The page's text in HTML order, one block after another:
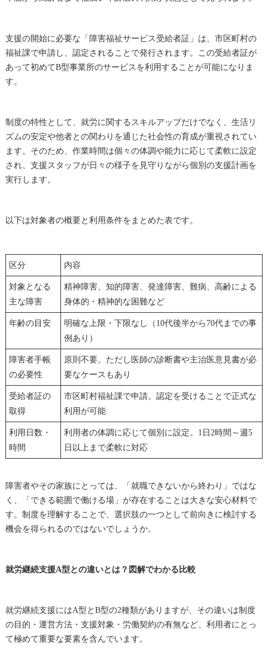
支援の開始に必要な「障害福祉サービス受給者証」は、市区町村の
福祉課で申請し、認定されることで発行されます。この受給者証が
あって初めてB型事業所のサービスを利用することが可能になりま
す。
制度の特性として、就労に関するスキルアップだけでなく、生活リ
ズムの安定や他者との関わりを通じた社会性の育成が重視されてい
ます。そのため、作業時間は個々の体調や能力に応じて柔軟に設定
され、支援スタッフが日々の様子を見守りながら個別の支援計画を
実行します。
以下は対象者の概要と利用条件をまとめた表です。
区分 内容
対象となる
主な障害
精神障害、知的障害、発達障害、難病、高齢による
身体的・精神的な困難など
年齢の目安
明確な上限・下限なし（10代後半から70代までの事
例あり）
障害者手帳
の必要性
原則不要。ただし医師の診断書や主治医意見書が必
要なケースもあり
受給者証の
取得
市区町村福祉課で申請。認定を受けることで正式な
利用が可能
利用日数・
時間
利用者の体調に応じて個別に設定。1日2時間～週5
日以上まで柔軟に対応
障害者やその家族にとっては、「就職できないから終わり」ではな
く、「できる範囲で働ける場」が存在することは大きな安心材料で
す。制度を理解することで、選択肢の一つとして前向きに検討する
機会を得られるのではないでしょうか。
就労継続支援A型との違いとは？図解でわかる比較
就労継続支援にはA型とB型の2種類がありますが、その違いは制度
の目的・運営方法・支援対象・労働契約の有無など、利用者にとっ
て極めて重要な要素を含んでいます。